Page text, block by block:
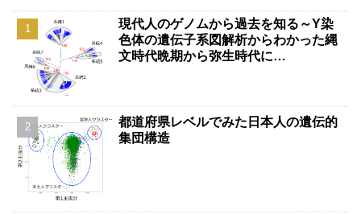
現代人のゲノムから過去を知る～Y染
色体の遺伝子系図解析からわかった縄
文時代晩期から弥生時代に…
都道府県レベルでみた日本人の遺伝的
集団構造